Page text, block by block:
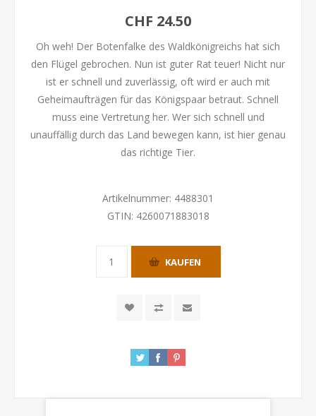
CHF 24.50
Oh weh! Der Botenfalke des Waldkönigreichs hat sich
den Flügel gebrochen. Nun ist guter Rat teuer! Nicht nur
ist er schnell und zuverlässig, oft wird er auch mit
Geheimaufträgen für das Königspaar betraut. Schnell
muss eine Vertretung her. Wer sich schnell und
unauffällig durch das Land bewegen kann, ist hier genau
das richtige Tier.
Artikelnummer: 4488301
GTIN: 4260071883018
KAUFEN